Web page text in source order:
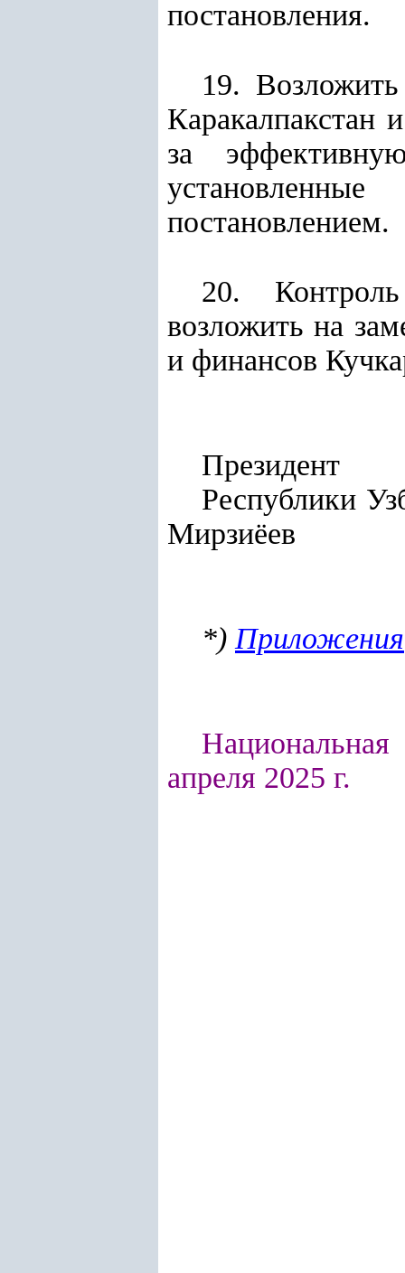
постановления.
19.
Каракалпакстан
за
постановлением.
20.
возложить на
и финансов
Президент
Мирзиёев
*) Приложения
апреля 2025 г.